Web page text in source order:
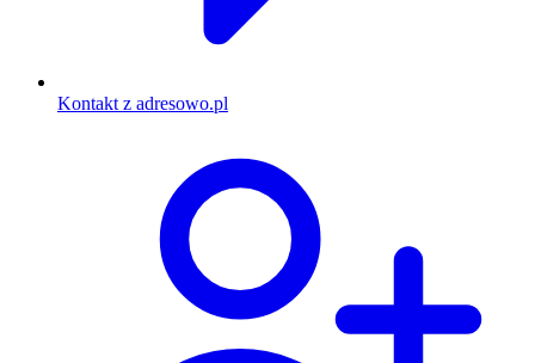
Kontakt z adresowo.pl